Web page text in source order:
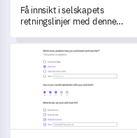
Få innsikt i selskapets
retningslinjer med denne
tilbakemeldingsmalen for
ansatte.
Mal for intern